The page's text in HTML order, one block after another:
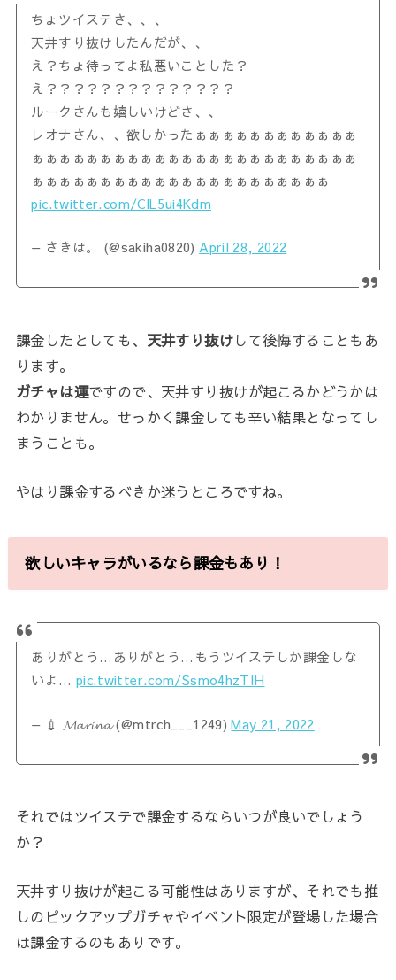
ちょツイステさ、、、
天井すり抜けしたんだが、、
え？ちょ待ってよ私悪いことした？
え？？？？？？？？？？？？？？
ルークさんも嬉しいけどさ、、
レオナさん、、欲しかったぁぁぁぁぁぁぁぁぁぁぁぁ
ぁぁぁぁぁぁぁぁぁぁぁぁぁぁぁぁぁぁぁぁぁぁぁぁ
ぁぁぁぁぁぁぁぁぁぁぁぁぁぁぁぁぁぁぁぁぁぁ
pic.twitter.com/ClL5ui4Kdm
— さきは。 (@sakiha0820)April 28, 2022
課金したとしても、 天井すり抜けして後悔することもあ
ります。
ガチャは運ですので、天井すり抜けが起こるかどうかは
わかりません。せっかく課金しても辛い結果となってし
まうことも。
やはり課金するべきか迷うところですね。
欲しいキャラがいるなら課金もあり！
ありがとう…ありがとう…もうツイステしか課金しな
いよ… pic.twitter.com/Ssmo4hzTIH
— 💉 𝓜𝓪𝓻𝓲𝓷𝓪 (@mtrch___1249)May 21, 2022
それではツイステで課金するならいつが良いでしょう
か？
天井すり抜けが起こる可能性はありますが、それでも推
しのピックアップガチャやイベント限定が登場した場合
は課金するのもありです。